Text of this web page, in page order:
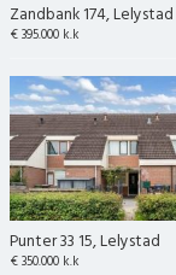
Zandbank 174, Lelystad
€ 395.000 k.k
Punter 33 15, Lelystad
€ 350.000 k.k